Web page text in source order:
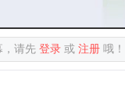
，请先登录 或注册 哦！